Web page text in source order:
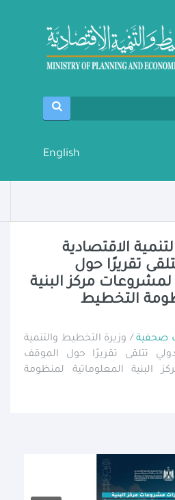
English
الاقتصادية
تقريرًا حول
مركز البنية
التخطيط
صحفية/ وزيرة التخطيط والتنمية
تتلقى تقريرًا حول الموقف
البنية المعلوماتية لمنظومة